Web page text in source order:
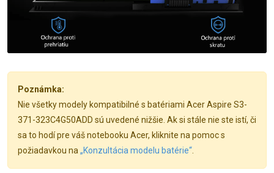
Poznámka:
Nie všetky modely kompatibilné s batériami Acer Aspire S3-
371-323C4G50ADD sú uvedené nižšie. Ak si stále nie ste istí, či
sa to hodí pre váš notebooku Acer, kliknite na pomoc s
požiadavkou na „Konzultácia modelu batérie“